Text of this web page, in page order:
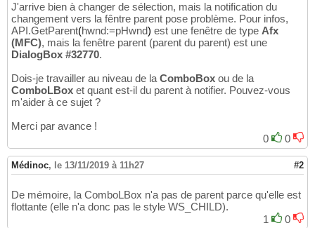
J'arrive bien à changer de sélection, mais la notification du
changement vers la fêntre parent pose problème. Pour infos,
API.GetParent(hwnd:=pHwnd) est une fenêtre de type Afx
(MFC), mais la fenêtre parent (parent du parent) est une
DialogBox #32770.
Dois-je travailler au niveau de la ComboBox ou de la
ComboLBox et quant est-il du parent à notifier. Pouvez-vous
m'aider à ce sujet ?
Merci par avance !
0
0
Médinoc, le 13/11/2019 à 11h27 #2
De mémoire, la ComboLBox n'a pas de parent parce qu'elle est
flottante (elle n'a donc pas le style WS_CHILD).
1
0